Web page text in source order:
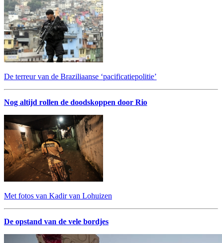
De terreur van de Braziliaanse ‘pacificatiepolitie’
Nog altijd rollen de doodskoppen door Rio
Met fotos van Kadir van Lohuizen
De opstand van de vele bordjes